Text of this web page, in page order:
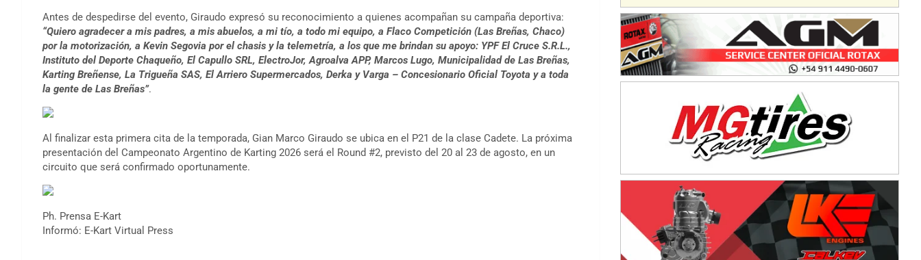
Antes de despedirse del evento, Giraudo expresó su reconocimiento a quienes acompañan su campaña deportiva:
“Quiero agradecer a mis padres, a mis abuelos, a mi tío, a todo mi equipo, a Flaco Competición (Las Breñas, Chaco)
por la motorización, a Kevin Segovia por el chasis y la telemetría, a los que me brindan su apoyo: YPF El Cruce S.R.L.,
Instituto del Deporte Chaqueño, El Capullo SRL, ElectroJor, Agroalva APP, Marcos Lugo, Municipalidad de Las Breñas,
Karting Breñense, La Trigueña SAS, El Arriero Supermercados, Derka y Varga – Concesionario Oficial Toyota y a toda
la gente de Las Breñas”.
Al finalizar esta primera cita de la temporada, Gian Marco Giraudo se ubica en el P21 de la clase Cadete. La próxima
presentación del Campeonato Argentino de Karting 2026 será el Round #2, previsto del 20 al 23 de agosto, en un
circuito que será confirmado oportunamente.
Ph. Prensa E-Kart
Informó: E-Kart Virtual Press
IAME SERIES ARGENTINA 6
Ramiro Tot (Asfalto)
Baradero (Buenos Aires)
KDO - F6
Ciudad de Trenque Lauquen (Asfalto)
Trenque Lauquen (Buenos Aires)
ENTRERRIANO - F6 (POSTERGADA)
Parque de la Velocidad (Asfalto)
Villaguay (Entre Ríos)
VICTORIENSE - F7
El Cerro (Tierra)
Victoria (Entre Ríos)
PATAGONICO - F6
Moto Club Reginense (Tierra)
Gral. E. Godoy (Río Negro)